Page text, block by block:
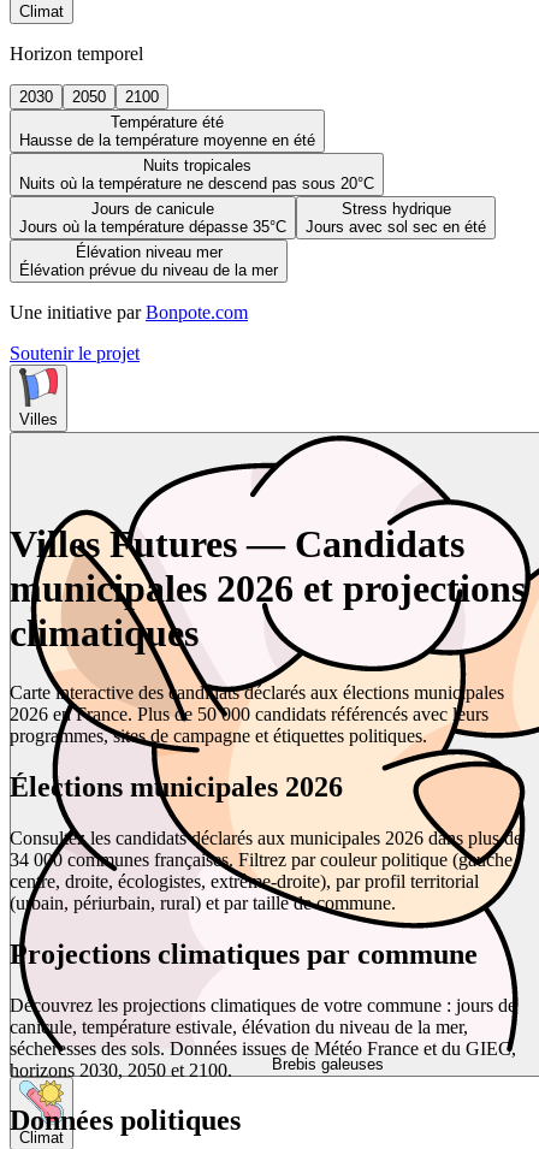
Climat
Horizon temporel
2030 2050
2100
Température été
Hausse de la température moyenne en été
Nuits tropicales
Nuits où la température ne descend pas sous 20°C
Jours de canicule
Jours où la température dépasse 35°C
Stress hydrique
Jours avec sol sec en été
Élévation niveau mer
Élévation prévue du niveau de la mer
Une initiative par Bonpote.com
Soutenir le projet
Villes
Brebis galeuses
Climat
Villes Futures — Candidats
municipales 2026 et projections
climatiques
Carte interactive des candidats déclarés aux élections municipales
2026 en France. Plus de 50 000 candidats référencés avec leurs
programmes, sites de campagne et étiquettes politiques.
Élections municipales 2026
Consultez les candidats déclarés aux municipales 2026 dans plus de
34 000 communes françaises. Filtrez par couleur politique (gauche,
centre, droite, écologistes, extrême-droite), par profil territorial
(urbain, périurbain, rural) et par taille de commune.
Projections climatiques par commune
Découvrez les projections climatiques de votre commune : jours de
canicule, température estivale, élévation du niveau de la mer,
sécheresses des sols. Données issues de Météo France et du GIEC,
horizons 2030, 2050 et 2100.
Données politiques